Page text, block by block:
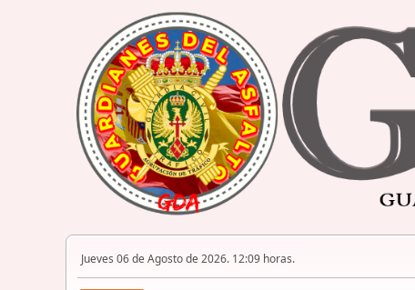
Jueves 06 de Agosto de 2026. 12:09 horas.